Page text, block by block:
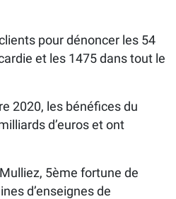
pour dénoncer les 54
et les 1475 dans tout le
2020, les bénéfices du
d’euros et ont
5ème fortune de
d’enseignes de